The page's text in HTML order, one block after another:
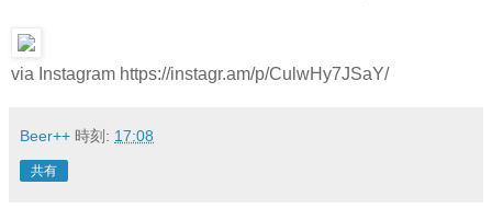
via Instagram https://instagr.am/p/CulwHy7JSaY/
Beer++ 時刻: 17:08
共有